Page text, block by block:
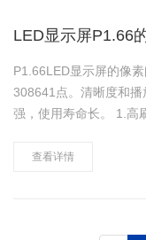
LED显示屏P1.66
P1.66LED显示屏的像
308641点。清晰度和
强，使用寿命长。 1.高刷扫描，1/30扫描。无任何条文感，画面清
示一致性非常好。低
查看详情